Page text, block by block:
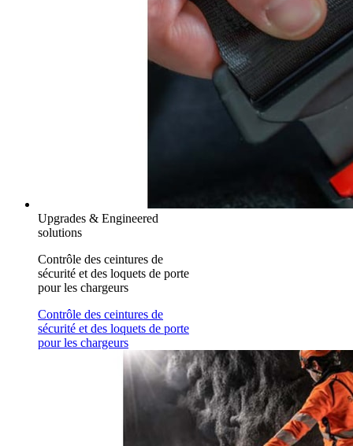
Upgrades & Engineered
solutions
Contrôle des ceintures de
sécurité et des loquets de porte
pour les chargeurs
Contrôle des ceintures de
sécurité et des loquets de porte
pour les chargeurs